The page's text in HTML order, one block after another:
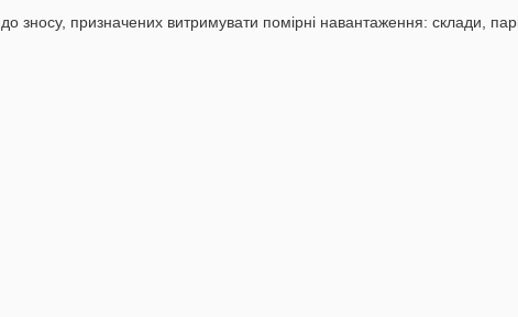
зносу, призначених витримувати помірні навантаження: склади,